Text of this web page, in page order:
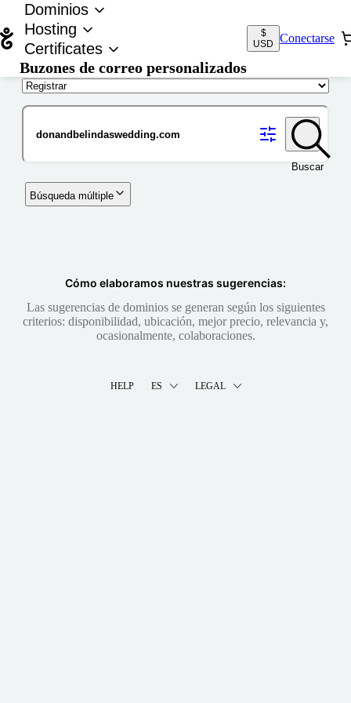
Dominios
Hosting
Certificates
Buzones de correo personalizados
$
USD
Conectarse
Buscar
Búsqueda múltiple
Cómo elaboramos nuestras sugerencias:
Las sugerencias de dominios se generan según los siguientes
criterios: disponibilidad, ubicación, mejor precio, relevancia y,
ocasionalmente, colaboraciones.
HELP ES LEGAL